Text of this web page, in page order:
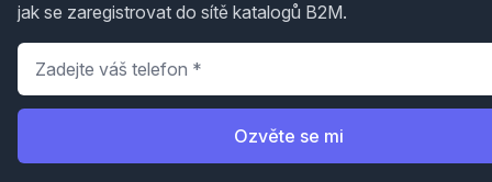
jak se zaregistrovat do sítě katalogů B2M.
Telefon
Ozvěte se mi